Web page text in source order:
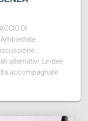
DI
alternativi. Le idee
accompagnate